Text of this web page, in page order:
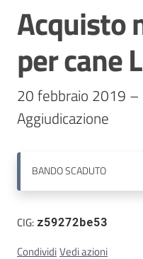
Stazioni
appaltanti
Contatti
Salta al contenuto
Acquisto
per cane
20 febbraio 2019 –
Aggiudicazione
BANDOSCADUTO
CIG: z59272be53
CondividiVedi azioni